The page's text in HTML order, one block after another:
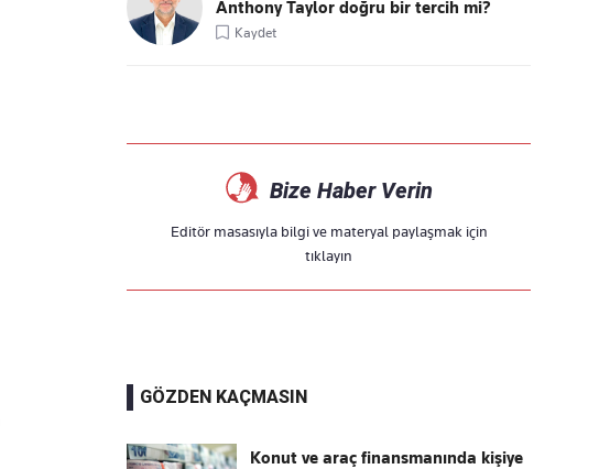
Anthony Taylor doğru bir tercih mi?
Kaydet
Bize Haber Verin
Editör masasıyla bilgi ve materyal paylaşmak için
tıklayın
GÖZDEN KAÇMASIN
Konut ve araç finansmanında kişiye